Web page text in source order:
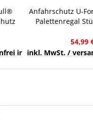
innerhalb
Anfahrschutz U-
Palettenregal
54,99
inkl. MwSt. /